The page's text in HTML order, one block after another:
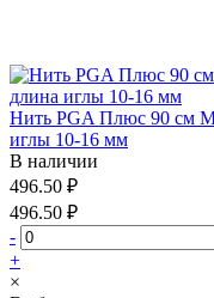
Нить PGA Плюс 90 см
иглы 10-16 мм
В наличии
496.50 ₽
496.50 ₽
-
+
×